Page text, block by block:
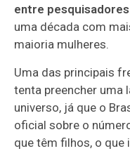
entre
uma década com
maioria mulheres.
Uma das principais
tenta preencher uma
universo, já que o
oficial sobre o
que têm filhos, o que